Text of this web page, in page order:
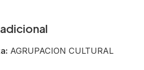
AGRUPACION CULTURAL